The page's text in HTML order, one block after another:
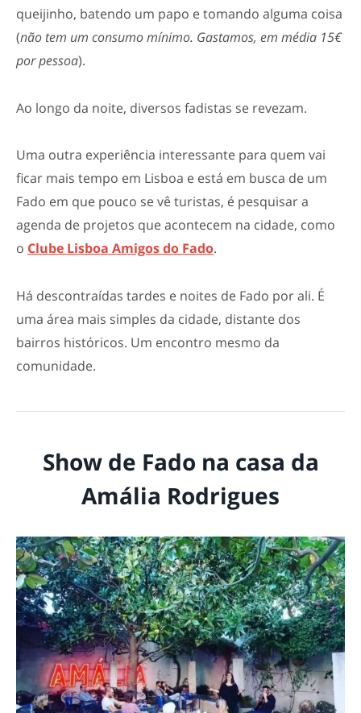
queijinho, batendo um papo e tomando alguma coisa
(não tem um consumo mínimo. Gastamos, em média 15€
por pessoa).
Ao longo da noite, diversos fadistas se revezam.
Uma outra experiência interessante para quem vai
ficar mais tempo em Lisboa e está em busca de um
Fado em que pouco se vê turistas, é pesquisar a
agenda de projetos que acontecem na cidade, como
o Clube Lisboa Amigos do Fado.
Há descontraídas tardes e noites de Fado por ali. É
uma área mais simples da cidade, distante dos
bairros históricos. Um encontro mesmo da
comunidade.
Show de Fado na casa da
Amália Rodrigues